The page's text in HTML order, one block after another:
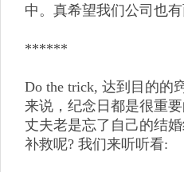
中。真希望我们公司也
******
Do the trick, 达到目的的
来说，纪念日都是很重
丈夫老是忘了自己的结
补救呢? 我们来听听看: